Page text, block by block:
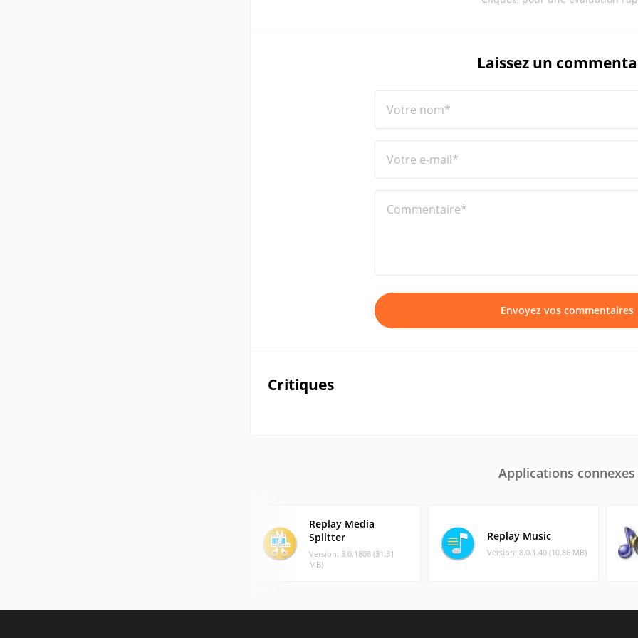
Laissez un
Votre nom*
Votre e-mail*
Commentaire*
Envoyez vos commentaires
Critiques
Applications connexes
Replay Media
Splitter
Version: 3.0.1808 (31.31
MB)
Replay Music
Version: 8.0.1.40 (10.86 MB)